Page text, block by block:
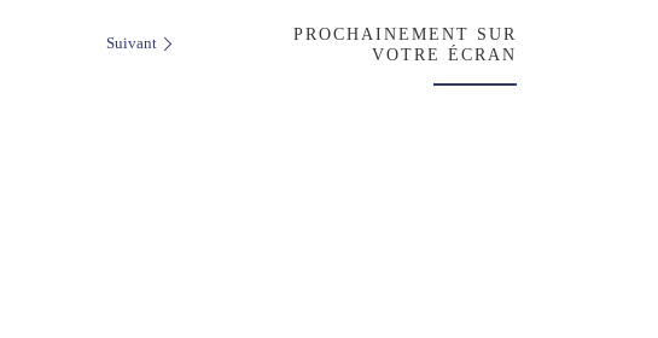
Suivant
PROCHAINEMENT SUR
VOTRE ÉCRAN